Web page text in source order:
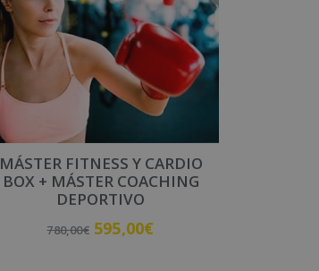
MÁSTER FITNESS Y CARDIO
BOX + MÁSTER COACHING
DEPORTIVO
780,00€ 595,00€